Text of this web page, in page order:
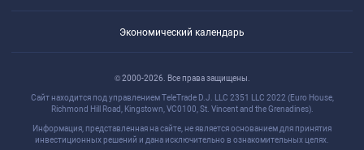
Экономический календарь
© 2000-2026. Все права защищены.
Сайт находится под управлением TeleTrade D.J. LLC 2351 LLC 2022 (Euro House,
Richmond Hill Road, Kingstown, VC0100, St. Vincent and the Grenadines).
Информация, представленная на сайте, не является основанием для принятия
инвестиционных решений и дана исключительно в ознакомительных целях.